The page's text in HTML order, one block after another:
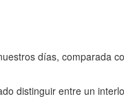
días, comparada
distinguir entre un